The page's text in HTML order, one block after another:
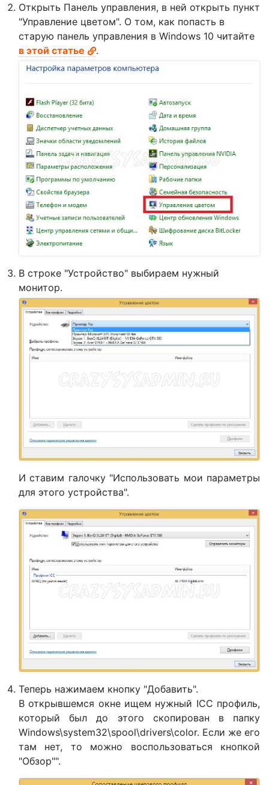
Открыть Панель управления, в ней открыть пункт
"Управление цветом". О том, как попасть в
старую панель управления в Windows 10 читайте
в этой статье
.
В строке "Устройство" выбираем нужный
монитор.
И ставим галочку "Использовать мои параметры
для этого устройства".
Теперь нажимаем кнопку "Добавить".
В открывшемся окне ищем нужный ICC профиль,
который был до этого скопирован в папку
Windows\system32\spool\drivers\color. Если же его
там нет, то можно воспользоваться кнопкой
"Обзор"".